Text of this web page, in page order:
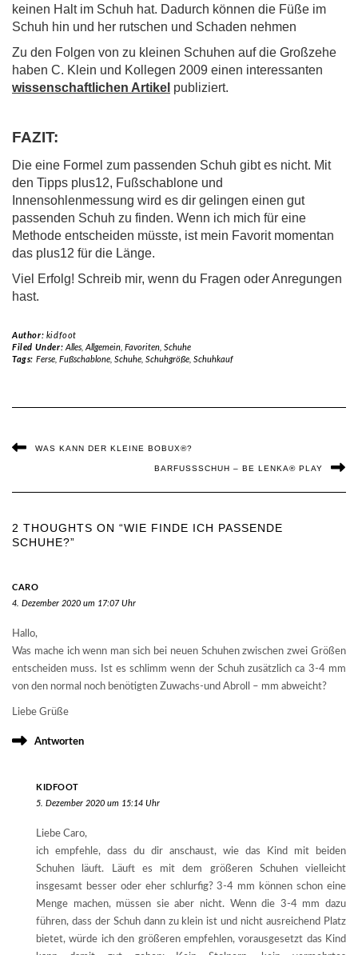
keinen Halt im Schuh hat. Dadurch können die Füße im
Schuh hin und her rutschen und Schaden nehmen
Zu den Folgen von zu kleinen Schuhen auf die Großzehe
haben C. Klein und Kollegen 2009 einen interessanten
wissenschaftlichen Artikel publiziert.
FAZIT:
Die eine Formel zum passenden Schuh gibt es nicht. Mit
den Tipps plus12, Fußschablone und
Innensohlenmessung wird es dir gelingen einen gut
passenden Schuh zu finden. Wenn ich mich für eine
Methode entscheiden müsste, ist mein Favorit momentan
das plus12 für die Länge.
Viel Erfolg! Schreib mir, wenn du Fragen oder Anregungen
hast.
Author: kidfoot
Filed Under:Alles,Allgemein, Favoriten, Schuhe
Tags: Ferse, Fußschablone, Schuhe, Schuhgröße, Schuhkauf
WAS KANN DER KLEINE BOBUX®?
BARFUSSSCHUH – BE LENKA® PLAY
2 THOUGHTS ON “WIE FINDE ICH PASSENDE
SCHUHE?”
CARO
4. Dezember 2020 um 17:07 Uhr
Hallo,
Was mache ich wenn man sich bei neuen Schuhen zwischen zwei Größen
entscheiden muss. Ist es schlimm wenn der Schuh zusätzlich ca 3-4 mm
von den normal noch benötigten Zuwachs-und Abroll – mm abweicht?
Liebe Grüße
Antworten
KIDFOOT
5. Dezember 2020 um 15:14 Uhr
Liebe Caro,
ich empfehle, dass du dir anschaust, wie das Kind mit beiden
Schuhen läuft. Läuft es mit dem größeren Schuhen vielleicht
insgesamt besser oder eher schlurfig? 3-4 mm können schon eine
Menge machen, müssen sie aber nicht. Wenn die 3-4 mm dazu
führen, dass der Schuh dann zu klein ist und nicht ausreichend Platz
bietet, würde ich den größeren empfehlen, vorausgesetzt das Kind